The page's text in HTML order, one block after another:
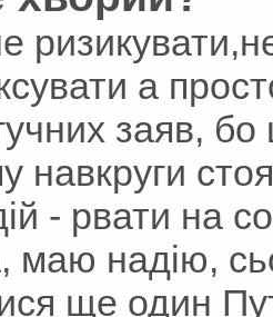
а
заяв,
навкруги
- рвати на
маю надію,
ще один